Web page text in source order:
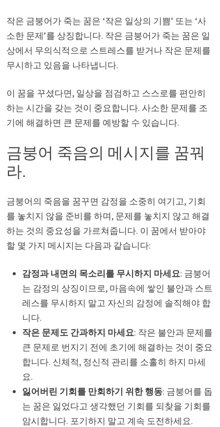
작은 금붕어가 죽는 꿈은 ‘작은 일상의 기쁨’ 또는 ‘사
소한 문제’를 상징합니다. 작은 금붕어가 죽는 꿈은 일
상에서 무의식적으로 스트레스를 받거나 작은 문제를
무시하고 있음을 나타냅니다.
이 꿈을 꾸셨다면, 일상을 점검하고 스스로를 편안히
하는 시간을 갖는 것이 중요합니다. 사소한 문제를 조
기에 해결하면 큰 문제를 예방할 수 있습니다.
금붕어 죽음의 메시지를 꿈꿔
라.
금붕어의 죽음을 꿈꾸면 감정을 소중히 여기고, 기회
를 놓치지 않을 준비를 하며, 문제를 놓치지 않고 해결
하는 것의 중요성을 가르쳐줍니다. 이 꿈에서 받아야
할 몇 가지 메시지는 다음과 같습니다:
감정과 내면의 목소리를 무시하지 마세요: 금붕어
는 감정의 상징이므로, 마음속에 쌓인 불안과 스트
레스를 무시하지 말고 자신의 감정에 솔직해야 합
니다.
작은 문제도 간과하지 마세요: 작은 불안과 문제를
큰 문제로 번지기 전에 초기에 해결하는 것이 중요
합니다. 신체적, 정신적 관리를 소홀히 하지 마세
요.
잃어버린 기회를 만회하기 위한 행동: 금붕어를 돕
는 꿈은 잃었다고 생각했던 기회를 되찾을 기회를
암시합니다. 포기하지 말고 계속 도전하세요.